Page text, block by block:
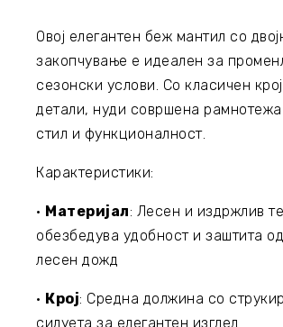
Овој елегантен беж мантил со
закопчување е идеален за
сезонски услови. Со класичен
детали, нуди совршена
стил и функционалност.
Карактеристики:
• Материјал: Лесен и издржлив
обезбедува удобност и заштита
лесен дожд
• Крој: Средна должина со
силуета за елегантен изглед